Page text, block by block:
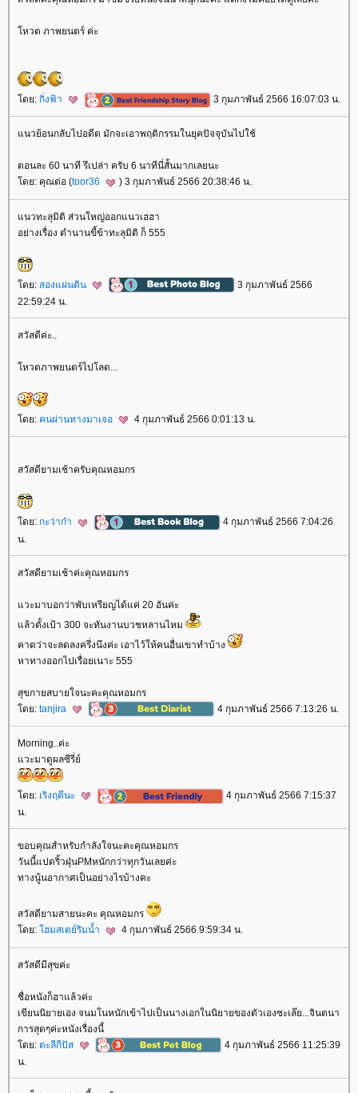
หวต ภาพยนตร์ ค่ะ
ดย: กิ่งฟ้า 3 กุมภาพันธ์ 2566 16:07:03 น.
นวย้อนกลับไปอดีต มักจะเอาพฤติกรรมในยุคปัจจุบันไปใช้
ตอนละ 60 นาที รึเปล่า ครับ 6 นาทีนี่สั้นมากเลยนะ
ดย: คุณต่อ (toor36 ) 3 กุมภาพันธ์ 2566 20:38:46 น.
นวทะลุมิติ ส่วนใหญ่ออกแนวเฮฮา
อย่างเรื่อง ตำนานขี้ข้าทะลุมิติ ก็ 555
ดย: สองแผ่นดิน
3 กุมภาพันธ์ 2566
22:59:24 น.
สวัสดีค่ะ..
หวตภาพยนตร์ไปโลด...
ดย: คนผ่านทางมาเจอ 4 กุมภาพันธ์ 2566 0:01:13 น.
สวัสดียามเช้าครับคุณหอมกร
ดย: กะว่าก๋า
4 กุมภาพันธ์ 2566 7:04:26
น.
สวัสดียามเช้าค่ะคุณหอมกร
วะมาบอกว่าพับเหรียญได้แค่ 20 อันค่ะ
ล้วตั้งเป้า 300 จะทันงานบวชหลานไหม
คาดว่าจะลดลงครึ่งนึงค่ะ เอาไว้ให้คนอื่นเขาทำบ้าง
หาทางออกไปเรื่อยเนาะ 555
สุขกายสบายใจนะคะคุณหอมกร
ดย: tanjira 4 กุมภาพันธ์ 2566 7:13:26 น.
Morning..ค่ะ
วะมาดูผลซีรี่ย์
ดย: เริงฤดีนะ
4 กุมภาพันธ์ 2566 7:15:37
น.
ขอบคุณสำหรับกำลังใจนะคะคุณหอมกร
วันนี้แปดริ้วฝุ่นPMหนักกว่าทุกวันเลยค่ะ
ทางนู้นอากาศเป็นอย่างไรบ้างคะ
สวัสดียามสายนะคะ คุณหอมกร
ดย: ฮมสเตย์ริมน้ำ 4 กุมภาพันธ์ 2566 9:59:34 น.
สวัสดีมีสุขค่ะ
ชื่อหนังก็ฮาแล้วค่ะ
เขียนนิยายเอง จนมโนหนักเข้าไปเป็นนางเอกในนิยายของตัวเองซะเล๊ย...จินตนา
การสุดๆค่ะหนังเรื่องนี้
ดย: ตะลีกีปัส
4 กุมภาพันธ์ 2566 11:25:39
น.